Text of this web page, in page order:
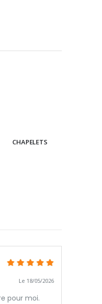
CHAPELETS
Le 18/05/2026
pour moi.